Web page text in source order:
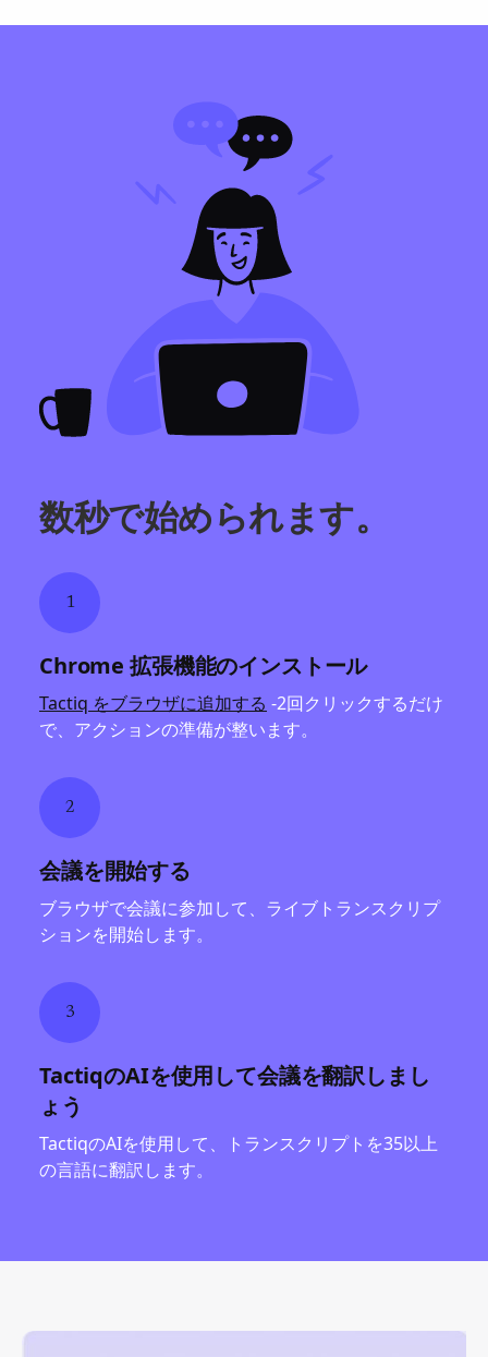
数秒で始められます。
1
Chrome 拡張機能のインストール
Tactiq をブラウザに追加する -2回クリックするだけ
で、アクションの準備が整います。
2
会議を開始する
ブラウザで会議に参加して、ライブトランスクリプ
ションを開始します。
3
TactiqのAIを使用して会議を翻訳しまし
ょう
TactiqのAIを使用して、トランスクリプトを35以上
の言語に翻訳します。